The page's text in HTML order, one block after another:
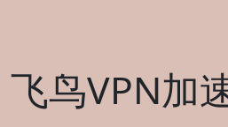
飞鸟VPN加